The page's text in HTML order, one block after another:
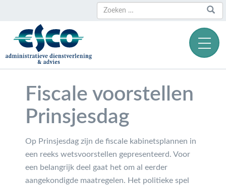
Zoeken
Zoeken
naar:
Fiscale voorstellen
Prinsjesdag
Op Prinsjesdag zijn de fiscale kabinetsplannen in
een reeks wetsvoorstellen gepresenteerd. Voor
een belangrijk deel gaat het om al eerder
aangekondigde maatregelen. Het politieke spel